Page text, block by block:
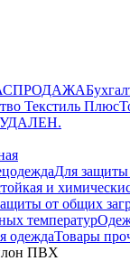
Текстиль Плюс
УДАЛЕН.
Для защиты
и
от общих
температур
одеждаТовары
ПВХ